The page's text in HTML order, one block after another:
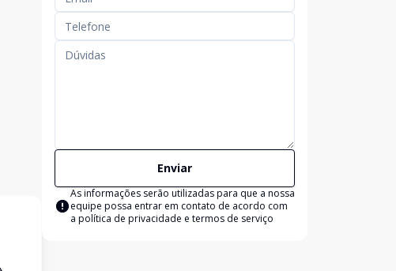
Enviar
As informações serão utilizadas para que a nossa
equipe possa entrar em contato de acordo com
a política de privacidade e termos de serviço